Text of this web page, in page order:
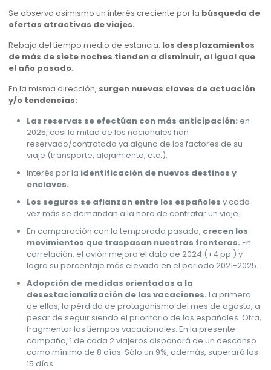
Se observa asimismo un interés creciente por la búsqueda de
ofertas atractivas de viajes.
Rebaja del tiempo medio de estancia: los desplazamientos
de más de siete noches tienden a disminuir, al igual que
el año pasado.
En la misma dirección, surgen nuevas claves de actuación
y/o tendencias:
Las reservas se efectúan con más anticipación: en
2025, casi la mitad de los nacionales han
reservado/contratado ya alguno de los factores de su
viaje (transporte, alojamiento, etc.).
Interés por la identificación de nuevos destinos y
enclaves.
Los seguros se afianzan entre los españolesy cada
vez más se demandan a la hora de contratar un viaje.
En comparación con la temporada pasada, crecen los
movimientos que traspasan nuestras fronteras.En
correlación, el avión mejora el dato de 2024 (+4 pp.) y
logra su porcentaje más elevado en el periodo 2021-2025.
Adopción de medidas orientadas a la
desestacionalización de las vacaciones.La primera
de ellas, la pérdida de protagonismo del mes de agosto, a
pesar de seguir siendo el prioritario de los españoles. Otra,
fragmentar los tiempos vacacionales. En la presente
campaña, 1 de cada 2 viajeros dispondrá de un descanso
como mínimo de 8 días. Sólo un 9%, además, superará los
15 días.